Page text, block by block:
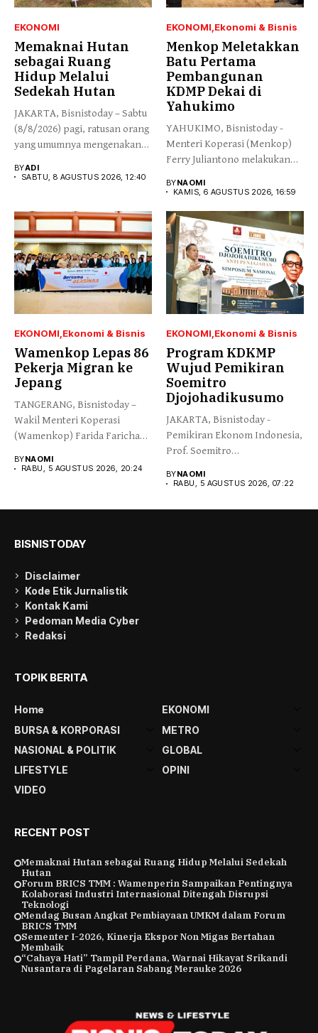
EKONOMI
Memaknai Hutan
sebagai Ruang
Hidup Melalui
Sedekah Hutan
JAKARTA, Bisnistoday – Sabtu
(8/8/2026) pagi, ratusan orang
yang umumnya mengenakan
BYADI
SABTU, 8 AGUSTUS 2026, 12:40
EKONOMI Ekonomi & Bisnis
Menkop Meletakkan
Batu Pertama
Pembangunan
KDMP Dekai di
Yahukimo
YAHUKIMO, Bisnistoday -
Menteri Koperasi (Menkop)
Ferry Juliantono melakukan
BYNAOMI
KAMIS, 6 AGUSTUS 2026, 16:59
EKONOMI Ekonomi & Bisnis
Wamenkop Lepas 86
Pekerja Migran ke
Jepang
TANGERANG, Bisnistoday –
Wakil Menteri Koperasi
(Wamenkop) Farida Farichah
BYNAOMI
RABU, 5 AGUSTUS 2026, 20:24
EKONOMI Ekonomi & Bisnis
Program KDKMP
Wujud Pemikiran
Soemitro
Djojohadikusumo
JAKARTA, Bisnistoday -
Pemikiran Ekonom Indonesia,
Prof. Soemitro
menegaskan kemerdekaan...
BYNAOMI
RABU, 5 AGUSTUS 2026, 07:22
BISNISTODAY
Disclaimer
Kode Etik Jurnalistik
Kontak Kami
Pedoman Media Cyber
Redaksi
TOPIK BERITA
Home
EKONOMI
BURSA & KORPORASI
METRO
NASIONAL & POLITIK
GLOBAL
LIFESTYLE
OPINI
VIDEO
RECENT POST
Memaknai Hutan sebagai Ruang Hidup Melalui Sedekah
Hutan
Forum BRICS TMM : Wamenperin Sampaikan Pentingnya
Kolaborasi Industri Internasional Ditengah Disrupsi
Teknologi
Mendag Busan Angkat Pembiayaan UMKM dalam Forum
BRICS TMM
Sementer I-2026, Kinerja Ekspor Non Migas Bertahan
Membaik
“Cahaya Hati” Tampil Perdana, Warnai Hikayat Srikandi
Nusantara di Pagelaran Sabang Merauke 2026